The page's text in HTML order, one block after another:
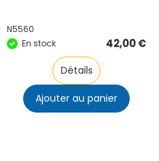
N5560
En stock
42,00€
Détails
Ajouter au panier